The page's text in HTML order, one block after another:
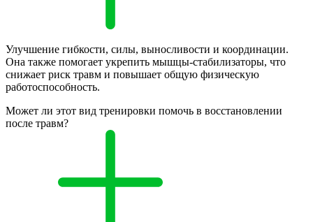
Улучшение гибкости, силы, выносливости и координации.
Она также помогает укрепить мышцы-стабилизаторы, что
снижает риск травм и повышает общую физическую
работоспособность.
Может ли этот вид тренировки помочь в восстановлении
после травм?